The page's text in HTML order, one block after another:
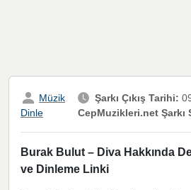
Müzik
Dinle
Şarkı Çıkış Tarihi:
CepMuzikleri.net Şarkı
Burak Bulut – Diva Hakkında
ve Dinleme Linki